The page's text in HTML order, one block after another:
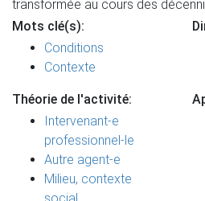
transformée au cours des
Mots clé(s):
Conditions
Contexte
Théorie de l'activité:
Intervenant-e
professionnel-le
Autre agent-e
Milieu, contexte